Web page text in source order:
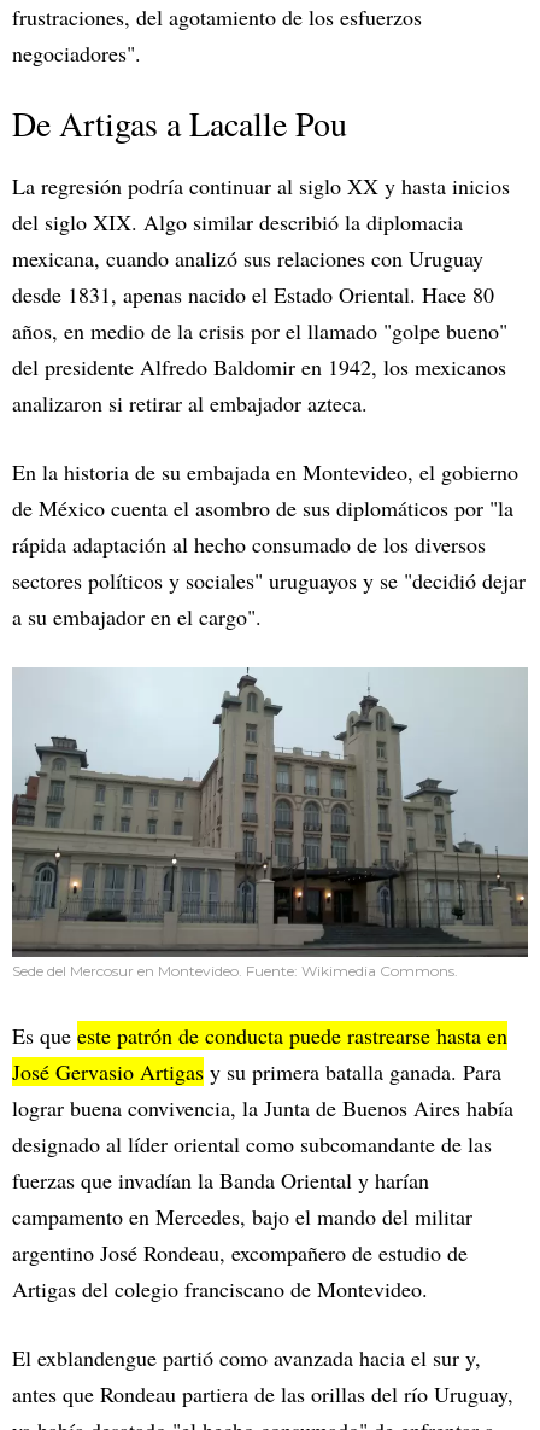
frustraciones, del agotamiento de los esfuerzos
negociadores".
De Artigas a Lacalle Pou
La regresión podría continuar al siglo XX y hasta inicios
del siglo XIX. Algo similar describió la diplomacia
mexicana, cuando analizó sus relaciones con Uruguay
desde 1831, apenas nacido el Estado Oriental. Hace 80
años, en medio de la crisis por el llamado "golpe bueno"
del presidente Alfredo Baldomir en 1942, los mexicanos
analizaron si retirar al embajador azteca.
En la historia de su embajada en Montevideo, el gobierno
de México cuenta el asombro de sus diplomáticos por "la
rápida adaptación al hecho consumado de los diversos
sectores políticos y sociales" uruguayos y se "decidió dejar
a su embajador en el cargo".
Sede del Mercosur en Montevideo. Fuente: Wikimedia Commons.
Es que este patrón de conducta puede rastrearse hasta en
José Gervasio Artigas y su primera batalla ganada. Para
lograr buena convivencia, la Junta de Buenos Aires había
designado al líder oriental como subcomandante de las
fuerzas que invadían la Banda Oriental y harían
campamento en Mercedes, bajo el mando del militar
argentino José Rondeau, excompañero de estudio de
Artigas del colegio franciscano de Montevideo.
El exblandengue partió como avanzada hacia el sur y,
antes que Rondeau partiera de las orillas del río Uruguay,